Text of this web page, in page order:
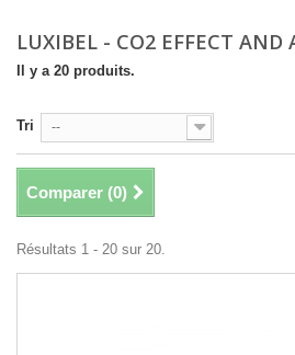
LUXIBEL - CO2 EFFECT AND
Il y a 20 produits.
Tri --
Comparer (0)
Résultats 1 - 20 sur 20.